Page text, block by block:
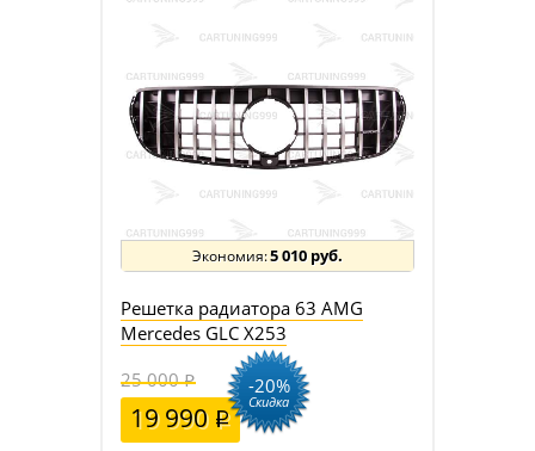
5 010 руб.
Решетка радиатора 63 AMG
Mercedes GLC X253
25 000
19 990
-20%
Скидка